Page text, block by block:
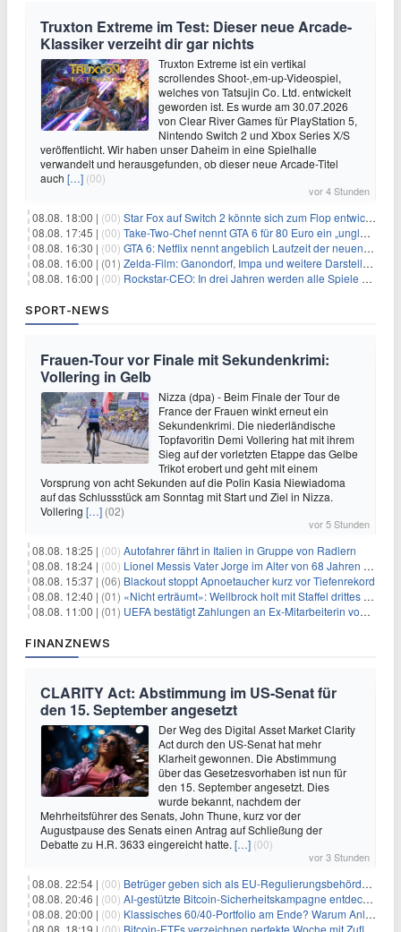
Truxton Extreme im Test: Dieser neue Arcade-
Klassiker verzeiht dir gar nichts
Truxton Extreme ist ein vertikal
scrollendes Shoot-‚em-up-Videospiel,
welches von Tatsujin Co. Ltd. entwickelt
geworden ist. Es wurde am 30.07.2026
von Clear River Games für PlayStation 5,
Nintendo Switch 2 und Xbox Series X/S
veröffentlicht. Wir haben unser Daheim in eine Spielhalle
verwandelt und herausgefunden, ob dieser neue Arcade-Titel
auch […] (00)
vor 4 Stunden
08.08. 18:00 | (00) Star Fox auf Switch 2 könnte sich zum Flop entwickeln
08.08. 17:45 | (00) Take-Two-Chef nennt GTA 6 für 80 Euro ein „unglaubliches Schnäppchen“
08.08. 16:30 | (00) GTA 6: Netflix nennt angeblich Laufzeit der neuen Gameplay-Präsentation
08.08. 16:00 | (01) Zelda-Film: Ganondorf, Impa und weitere Darsteller sollen feststehen
08.08. 16:00 | (00) Rockstar-CEO: In drei Jahren werden alle Spiele gestreamt
SPORT-NEWS
Frauen-Tour vor Finale mit Sekundenkrimi:
Vollering in Gelb
Nizza (dpa) - Beim Finale der Tour de
France der Frauen winkt erneut ein
Sekundenkrimi. Die niederländische
Topfavoritin Demi Vollering hat mit ihrem
Sieg auf der vorletzten Etappe das Gelbe
Trikot erobert und geht mit einem
Vorsprung von acht Sekunden auf die Polin Kasia Niewiadoma
auf das Schlussstück am Sonntag mit Start und Ziel in Nizza.
Vollering […] (02)
vor 5 Stunden
08.08. 18:25 | (00) Autofahrer fährt in Italien in Gruppe von Radlern
08.08. 18:24 | (00) Lionel Messis Vater Jorge im Alter von 68 Jahren gestorben
08.08. 15:37 | (06) Blackout stoppt Apnoetaucher kurz vor Tiefenrekord
08.08. 12:40 | (01) «Nicht erträumt»: Wellbrock holt mit Staffel drittes EM-Gold
08.08. 11:00 | (01) UEFA bestätigt Zahlungen an Ex-Mitarbeiterin von Infantino
FINANZNEWS
CLARITY Act: Abstimmung im US-Senat für
den 15. September angesetzt
Der Weg des Digital Asset Market Clarity
Act durch den US-Senat hat mehr
Klarheit gewonnen. Die Abstimmung
über das Gesetzesvorhaben ist nun für
den 15. September angesetzt. Dies
wurde bekannt, nachdem der
Mehrheitsführer des Senats, John Thune, kurz vor der
Augustpause des Senats einen Antrag auf Schließung der
Debatte zu H.R. 3633 eingereicht hatte. […] (00)
vor 3 Stunden
08.08. 22:54 | (00) Betrüger geben sich als EU-Regulierungsbehörden aus, um Krypto-Nutzer nach MiCA-Deadline ins Visier zu nehmen
08.08. 20:46 | (00) AI-gestützte Bitcoin-Sicherheitskampagne entdeckt fast 5.000 Softwareprobleme in 390 Projekten
08.08. 20:00 | (00) Klassisches 60/40-Portfolio am Ende? Warum Anleger jetzt radikal umdenken müssen
08.08. 18:19 | (00) Bitcoin-ETFs verzeichnen perfekte Woche mit Zuflüssen auf 3-Monats-Hoch